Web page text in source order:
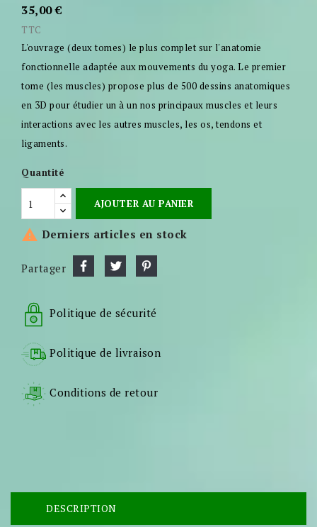
35,00 €
TTC
L'ouvrage (deux tomes) le plus complet sur l'anato­mie
fonctionnelle adaptée aux mouvements du yoga. Le premier
tome (les muscles) propose plus de 500 dessins anatomiques
en 3D pour étudier un à un nos principaux muscles et leurs
interactions avec les autres muscles, les os, tendons et
ligaments.
Quantité
AJOUTER AU PANIER
 Derniers articles en stock
Partager
Politique de sécurité
Politique de livraison
Conditions de retour
DESCRIPTION